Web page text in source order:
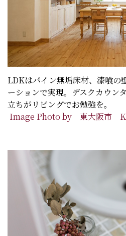
LDKはパイン無垢床材、漆喰の
ーションで実現。デスクカウン
立ちがリビングでお勉強を。
Image Photo by 東大阪市 K